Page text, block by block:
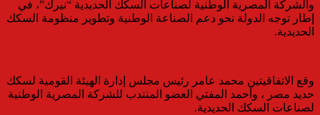
والشركة المصرية الوطنية لصناعات السكك الحديدية “نيرك”، في
إطار توجه الدولة نحو دعم الصناعة الوطنية وتطوير منظومة السكك
الحديدية.
وقع الاتفاقيتين محمد عامر رئيس مجلس إدارة الهيئة القومية لسكك
حديد مصر ، وأحمد المفتي العضو المنتدب للشركة المصرية الوطنية
لصناعات السكك الحديدية.